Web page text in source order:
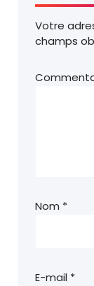
Votre
champs
Nom *
E-mail *